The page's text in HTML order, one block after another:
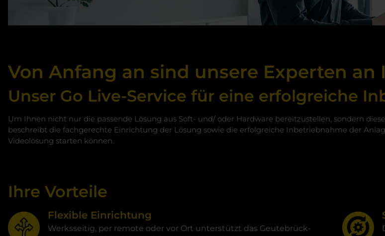
Von Anfang an sind unsere Experten an
Unser Go Live-Service für eine erfolgreiche
Um Ihnen nicht nur die passende Lösung aus Soft- und/ oder Hardware bereitzustellen, sondern
beschreibt die fachgerechte Einrichtung der Lösung sowie die erfolgreiche Inbetriebnahme der
Videolösung starten können.​​​​
Ihre Vorteile
Flexible Einrichtung
Werksseitig, per remote oder vor Ort unterstützt das Geutebrück-